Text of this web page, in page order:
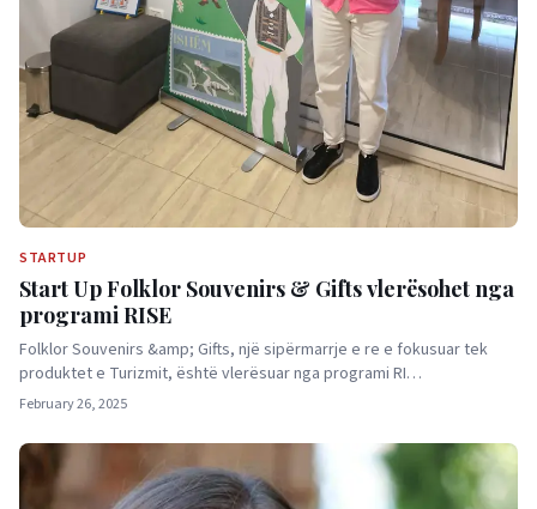
STARTUP
Start Up Folklor Souvenirs & Gifts vlerësohet nga
programi RISE
Folklor Souvenirs &amp; Gifts, një sipërmarrje e re e fokusuar tek
produktet e Turizmit, është vlerësuar nga programi RI…
February 26, 2025